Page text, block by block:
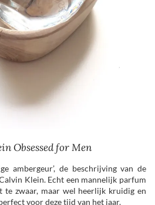
Obsessed for Men
ambergeur’, de beschrijving van de
Klein. Echt een mannelijk parfum
te zwaar, maar wel heerlijk kruidig en
voor deze tijd van het jaar.